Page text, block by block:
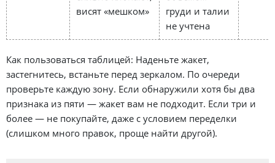
висят «мешком»
груди и талии
не учтена
Как пользоваться таблицей: Наденьте жакет,
застегнитесь, встаньте перед зеркалом. По очереди
проверьте каждую зону. Если обнаружили хотя бы два
признака из пяти — жакет вам не подходит. Если три и
более — не покупайте, даже с условием переделки
(слишком много правок, проще найти другой).